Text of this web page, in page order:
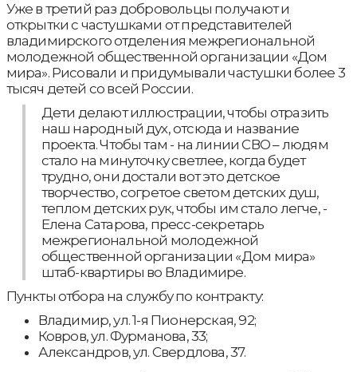
Уже в третий раз добровольцы получают и
открытки с частушками от представителей
владимирского отделения межрегиональной
молодежной общественной организации «Дом
мира». Рисовали и придумывали частушки более 3
тысяч детей со всей России.
Дети делают иллюстрации, чтобы отразить
наш народный дух, отсюда и название
проекта. Чтобы там - на линии СВО – людям
стало на минуточку светлее, когда будет
трудно, они достали вот это детское
творчество, согретое светом детских душ,
теплом детских рук, чтобы им стало легче, -
Елена Сатарова, пресс-секретарь
межрегиональной молодежной
общественной организации «Дом мира»
штаб-квартиры во Владимире.
Пункты отбора на службу по контракту:
Владимир, ул. 1-я Пионерская, 92;
Ковров, ул. Фурманова, 33;
Александров, ул. Свердлова, 37.